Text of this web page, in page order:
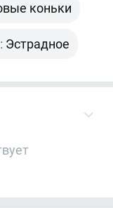
коньки
Эстрадное